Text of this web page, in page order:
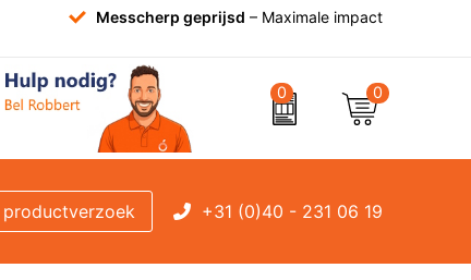
Messcherp geprijsd – Maximale impact
0 0
productverzoek +31 (0)40 - 231 06 19